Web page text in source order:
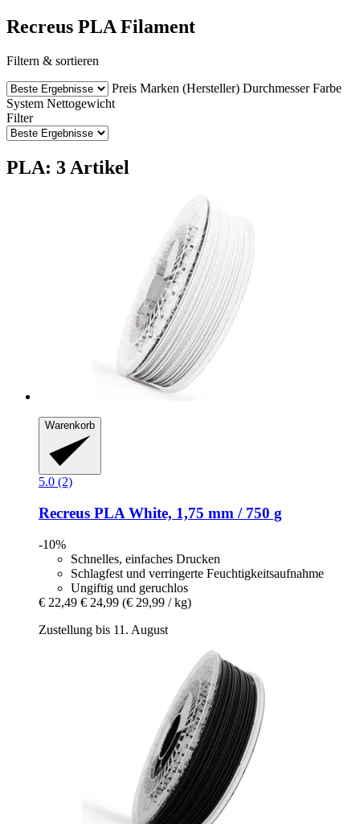
Recreus PLA Filament
Filtern & sortieren
Preis Marken (Hersteller) Durchmesser Farbe
System Nettogewicht
Filter
PLA: 3 Artikel
Warenkorb
5.0 (2)
Recreus PLA White, 1,75 mm / 750 g
-10%
Schnelles, einfaches Drucken
Schlagfest und verringerte Feuchtigkeitsaufnahme
Ungiftig und geruchlos
€ 22,49 € 24,99 (€ 29,99 / kg)
Zustellung bis 11. August